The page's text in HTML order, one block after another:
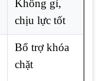
Không gỉ,
chịu lực tốt
Bổ trợ khóa
chặt